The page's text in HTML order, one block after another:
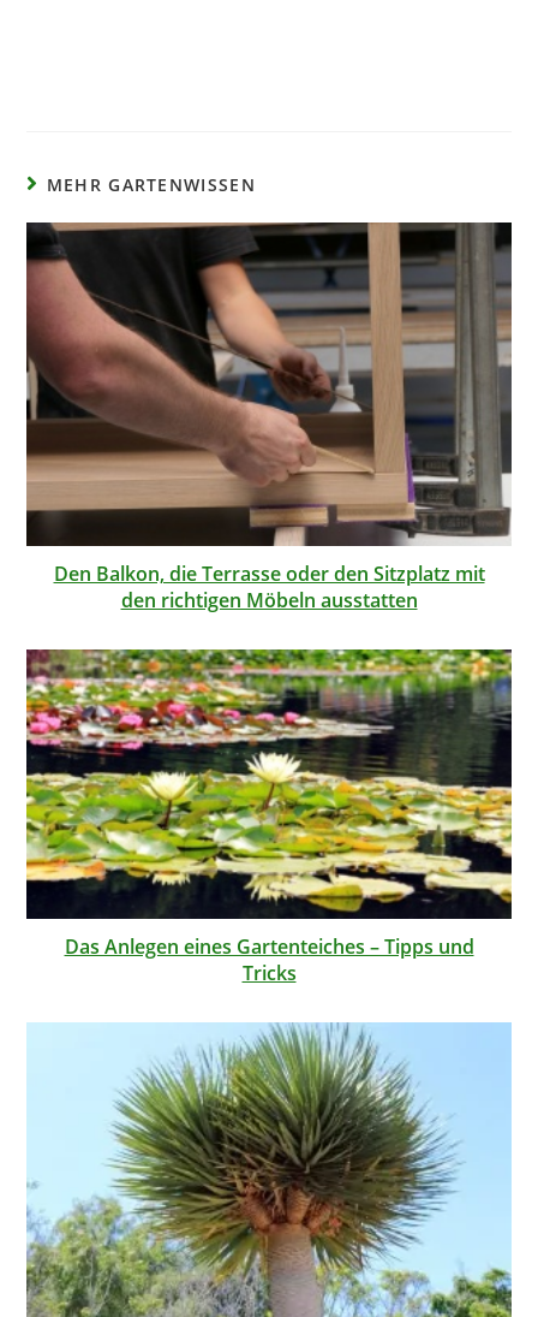
MEHR GARTENWISSEN
Den Balkon, die Terrasse oder den Sitzplatz mit
den richtigen Möbeln ausstatten
Das Anlegen eines Gartenteiches – Tipps und
Tricks